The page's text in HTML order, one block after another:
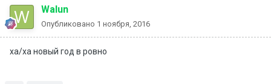
Walun
Опубликовано 1 ноября, 2016
ха/ха новый год в ровно